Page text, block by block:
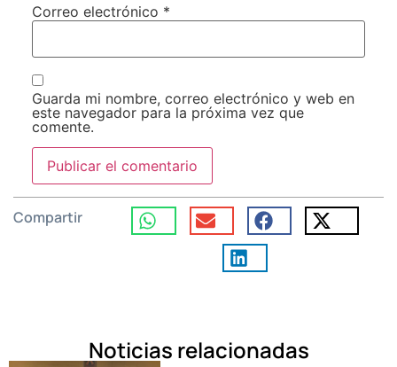
Correo electrónico *
Guarda mi nombre, correo electrónico y web en
este navegador para la próxima vez que
comente.
Compartir
Noticias relacionadas